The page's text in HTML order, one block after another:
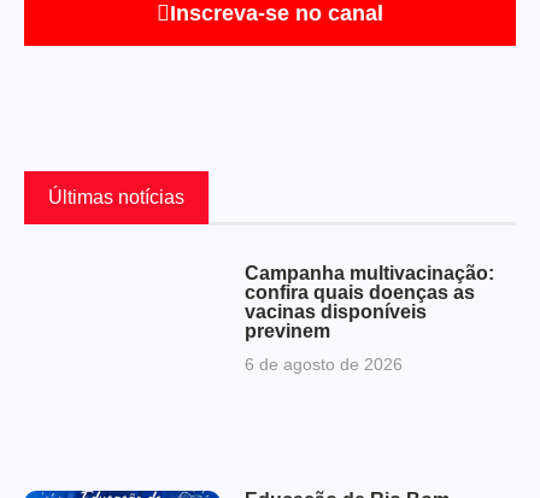
Inscreva-se no canal
Últimas notícias
Campanha multivacinação:
confira quais doenças as
vacinas disponíveis
previnem
6 de agosto de 2026